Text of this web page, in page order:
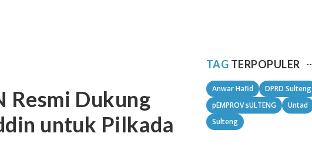
Resmi Dukung
untuk Pilkada
TAG TERPOPULER
Anwar Hafid DPRD Sulteng
pEMPROV sULTENG
Untad
Sulteng